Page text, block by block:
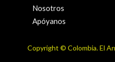
Nosotros
Apóyanos
Copyright ©️ Colombia. El